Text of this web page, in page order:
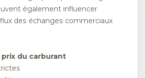
également influencer
des échanges commerciaux
du carburant